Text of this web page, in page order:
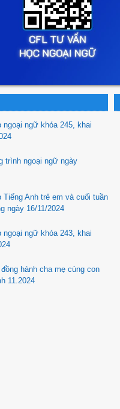
ngoại ngữ khóa 245, khai
trình ngoại ngữ ngày
Tiếng Anh trẻ em và cuối tuần
ngày 16/11/2024
ngoại ngữ khóa 243, khai
hành cha mẹ cùng con
11.2024